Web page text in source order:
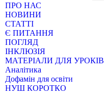
ПРО НАС
НОВИНИ
СТАТТІ
Є ПИТАННЯ
ПОГЛЯД
ІНКЛЮЗІЯ
МАТЕРІАЛИ ДЛЯ УРОКІВ
Аналітика
Дофамін для освіти
НУШ КОРОТКО